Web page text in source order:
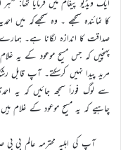
کا نمائندہ سمجھے ۔ وہ سمجھےکہ میں
صداقت کا اندازہ لگانا ہے۔ ہمارے
پہنچیں کہ جس مسیح موعود کے یہ
مرید پیدا نہیں کرسکتے۔ آپ
سے لوگ فوراً سمجھ جائیں کہ یہ
چاہیے کہ یہ مسیح موعود کے غلام